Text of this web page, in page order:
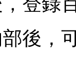
後，